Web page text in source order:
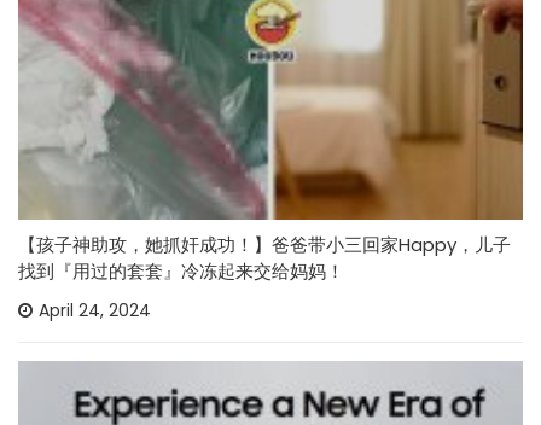
【孩子神助攻，她抓奸成功！】爸爸带小三回家Happy，儿子
找到『用过的套套』冷冻起来交给妈妈！
April 24, 2024